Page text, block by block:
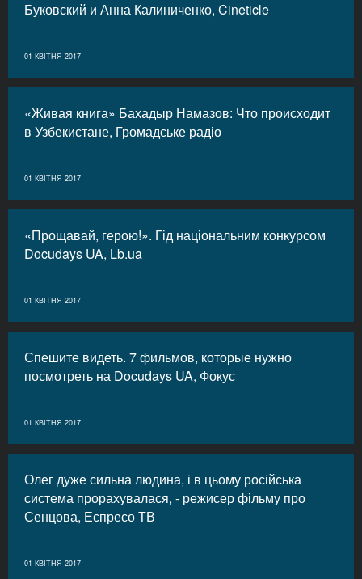
Буковский и Анна Калиниченко, Cineticle
01 КВІТНЯ 2017
«Живая книга» Бахадыр Намазов: Что происходит
в Узбекистане, Громадське радіо
01 КВІТНЯ 2017
«Прощавай, герою!». Гід національним конкурсом
Docudays UA, Lb.ua
01 КВІТНЯ 2017
Спешите видеть. 7 фильмов, которые нужно
посмотреть на Docudays UA, Фокус
01 КВІТНЯ 2017
Олег дуже сильна людина, і в цьому російська
система прорахувалася, - режисер фільму про
Сенцова, Еспресо ТВ
01 КВІТНЯ 2017